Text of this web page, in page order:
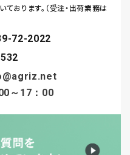
72-2022
～17：00
ております。（受注・出荷業務は